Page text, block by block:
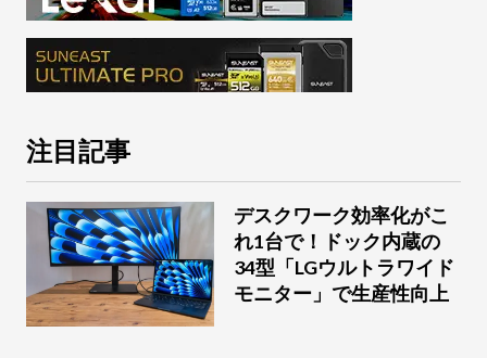
注目記事
デスクワーク効率化がこ
れ1台で！ドック内蔵の
34型「LGウルトラワイド
モニター」で生産性向上